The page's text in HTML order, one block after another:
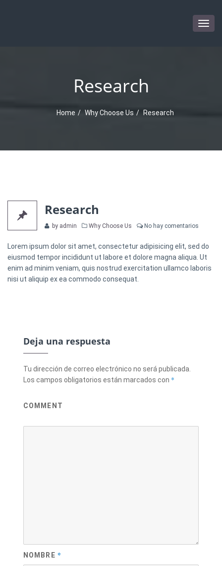
Research
Home Why Choose Us Research
Research
by admin Categories
Why Choose Us No hay comentarios
Lorem ipsum dolor sit amet, consectetur adipisicing elit, sed do
eiusmod tempor incididunt ut labore et dolore magna aliqua. Ut
enim ad minim veniam, quis nostrud exercitation ullamco laboris
nisi ut aliquip ex ea commodo consequat.
Deja una respuesta
Tu dirección de correo electrónico no será publicada.
Los campos obligatorios están marcados con *
COMMENT
NOMBRE *